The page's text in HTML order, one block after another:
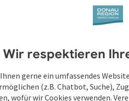
Wir respektieren
gerne ein umfassendes
(z.B. Chatbot, Suche),
wofür wir Cookies verwenden.